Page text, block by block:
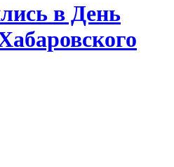
в День